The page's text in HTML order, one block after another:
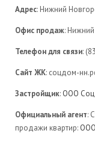
Адрес: Нижний
Офис продаж:
Телефон для связи:
Сайт ЖК: соцдом-
Застройщик: ООО
Официальный агент:
продажи квартир: